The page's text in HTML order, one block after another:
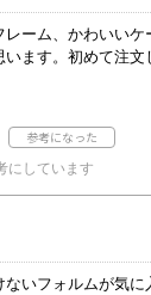
レーム、かわいい
います。初めて注
にしています
いフォルムが気に